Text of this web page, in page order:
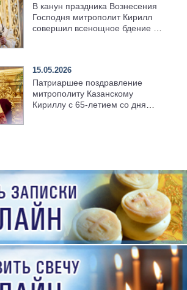
В канун праздника Вознесения
Господня митрополит Кирилл
совершил всенощное бдение в
15.05.2026
Патриаршее поздравление
митрополиту Казанскому
Кириллу с 65-летием со дня